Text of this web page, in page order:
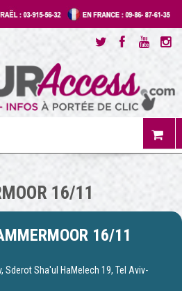
16/11
16/11
, Sderot Sha'ul HaMelech 19, Tel Aviv-